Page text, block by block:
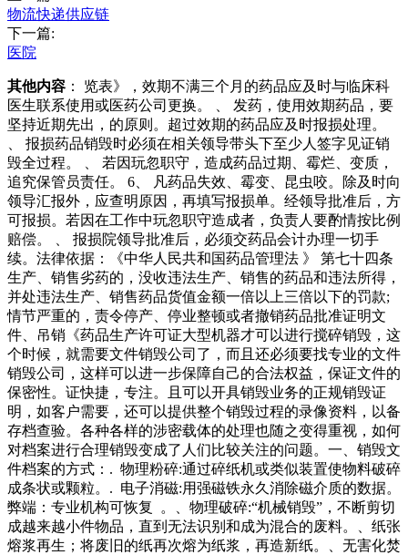
物流快递供应链
下一篇:
医院
其他内容 ： 览表》，效期不满三个月的药品应及时与临床科
医生联系使用或医药公司更换。 、 发药，使用效期药品，要
坚持近期先出，的原则。超过效期的药品应及时报损处理。
、 报损药品销毁时必须在相关领导带头下至少人签字见证销
毁全过程。 、 若因玩忽职守，造成药品过期、霉烂、变质，
追究保管员责任。 6、 凡药品失效、霉变、昆虫咬。除及时向
领导汇报外，应查明原因，再填写报损单。经领导批准后，方
可报损。若因在工作中玩忽职守造成者，负责人要酌情按比例
赔偿。 、 报损院领导批准后，必须交药品会计办理一切手
续。法律依据：《中华人民共和国药品管理法 》 第七十四条
生产、销售劣药的，没收违法生产、销售的药品和违法所得，
并处违法生产、销售药品货值金额一倍以上三倍以下的罚款;
情节严重的，责令停产、停业整顿或者撤销药品批准证明文
件、吊销《药品生产许可证大型机器才可以进行搅碎销毁，这
个时候，就需要文件销毁公司了，而且还必须要找专业的文件
销毁公司，这样可以进一步保障自己的合法权益，保证文件的
保密性。证快捷，专注。且可以开具销毁业务的正规销毁证
明，如客户需要，还可以提供整个销毁过程的录像资料，以备
存档查验。各种各样的涉密载体的处理也随之变得重视，如何
对档案进行合理销毁变成了人们比较关注的问题。一、销毁文
件档案的方式：. 物理粉碎:通过碎纸机或类似装置使物料破碎
成条状或颗粒。. 电子消磁:用强磁铁永久消除磁介质的数据。
弊端：专业机构可恢复 。、物理破碎:“机械销毁”，不断剪切
成越来越小件物品，直到无法识别和成为混合的废料。、纸张
熔浆再生；将废旧的纸再次熔为纸浆，再造新纸。、无害化焚